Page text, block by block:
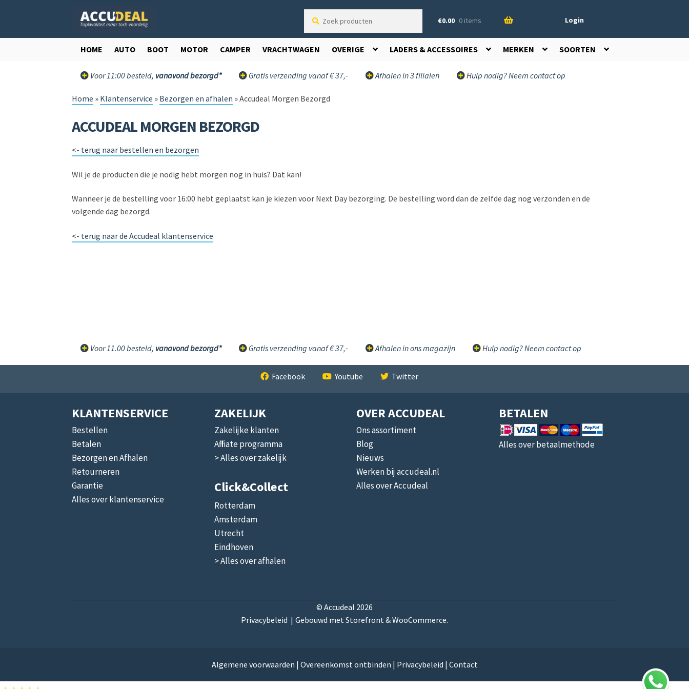
door
direct
€0.00 0 items
producten
HOME AUTO BOOT MOTOR CAMPER VRACHTWAGEN OVERIGE LADERS & ACCESSOIRES MERKEN SOORTEN
Voor 11:00 besteld, vanavond bezorgd* Gratis verzending vanaf € 37,- Afhalen in 3 filialen Hulp nodig? Neem contact op
Home » Klantenservice » Bezorgen en afhalen »Accudeal Morgen Bezorgd
ACCUDEAL MORGEN BEZORGD
<- terug naar bestellen en bezorgen
Wil je de producten die je nodig hebt morgen nog in huis? Dat kan!
Wanneer je de bestelling voor 16:00 hebt geplaatst kan je kiezen voor Next Day bezorging. De bestelling word dan de zelfde dag nog verzonden en de
volgende dag bezorgd.
<- terug naar de Accudeal klantenservice
Voor 11.00 besteld, vanavond bezorgd* Gratis verzending vanaf € 37,- Afhalen in ons magazijn Hulp nodig? Neem contact op
Facebook Youtube Twitter
KLANTENSERVICE
Bestellen
Betalen
Bezorgen en Afhalen
Retourneren
Garantie
Alles over klantenservice
ZAKELIJK
Zakelijke klanten
Affiliate programma
> Alles over zakelijk
Click&collect
Rotterdam
Amsterdam
Utrecht
Eindhoven
> Alles over afhalen
OVER ACCUDEAL
Ons assortiment
Blog
Nieuws
Werken bij accudeal.nl
Alles over Accudeal
BETALEN
Alles over betaalmethode
© Accudeal 2026
Privacybeleid
Gebouwd met Storefront & WooCommerce.
Algemene voorwaarden | Overeenkomst ontbinden | Privacybeleid | Contact
Login